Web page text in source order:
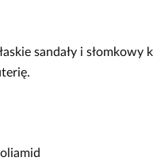
sandały i słomkowy